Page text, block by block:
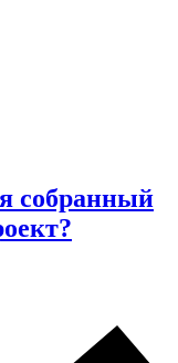
собранный